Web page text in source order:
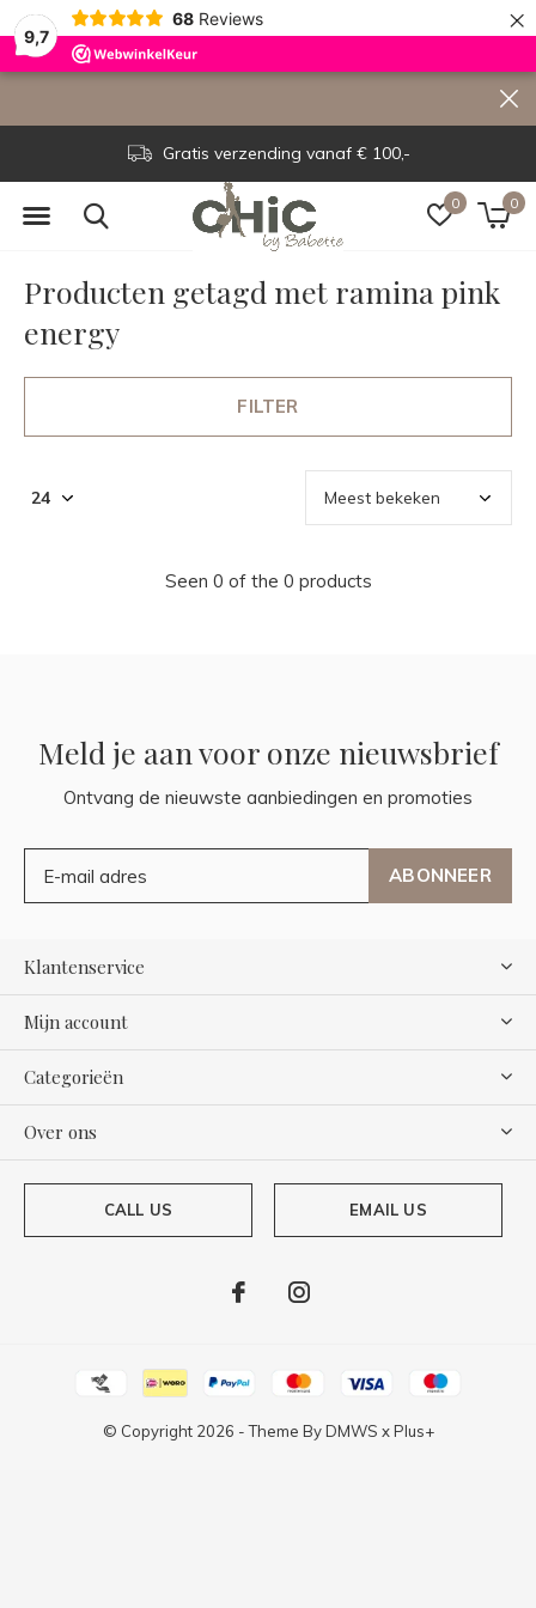
9,7
68 Reviews ×
0 0
Gratis verzending vanaf € 100,-
Producten getagd met ramina pink
energy
FILTER
Seen 0 of the 0 products
Meld je aan voor onze nieuwsbrief
Ontvang de nieuwste aanbiedingen en promoties
ABONNEER
Klantenservice
Mijn account
Categorieën
Over ons
CALL US EMAIL US
© Copyright 2026 - Theme ByDMWS xPlus+